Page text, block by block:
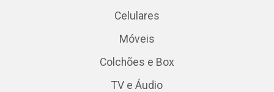
Celulares
Móveis
Colchões e Box
TV e Áudio